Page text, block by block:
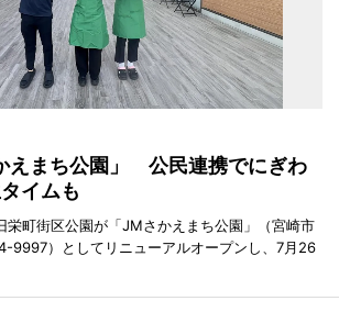
えまち公園」 公民連携でにぎわ
イムも
栄町街区公園が「JMさかえまち公園」（宮崎市
9997）としてリニューアルオープンし、7月26